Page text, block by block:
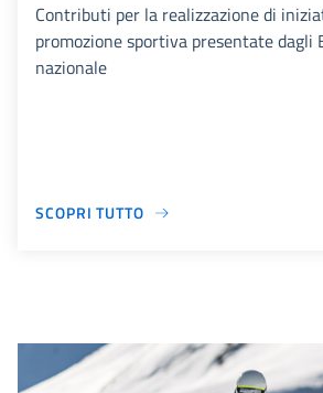
Contributi per la realizzazione di
promozione sportiva presentate dagli
nazionale
SCOPRI TUTTO